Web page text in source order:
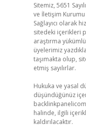
Sitemiz, 5651
ve İletişim
Sağlayıcı olarak
sitedeki içerikleri
araştırma
üyelerimiz
taşımakta olup,
etmiş sayılırlar.
Hukuka ve yasal
düşündüğünüz
halinde, ilgili
kaldırılacaktır.